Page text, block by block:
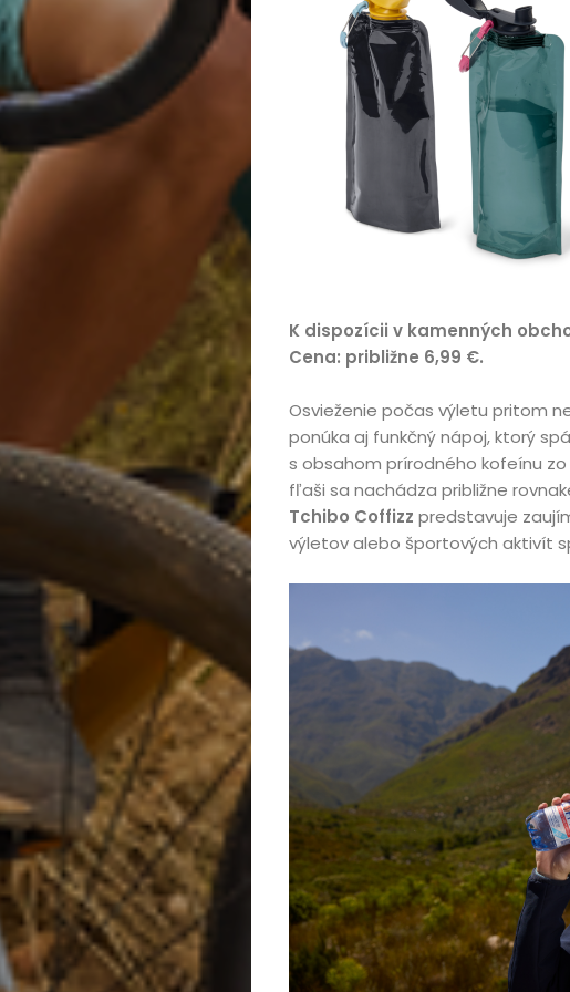
recenzie
Technológie
Životný
K dispozícii v kamenných
Cena: približne 6,99 €.
Osvieženie počas výletu pritom
ponúka aj funkčný nápoj, ktorý
s obsahom prírodného kofeínu zo
fľaši sa nachádza približne
Tchibo Coffizz predstavuje
výletov alebo športových aktivít